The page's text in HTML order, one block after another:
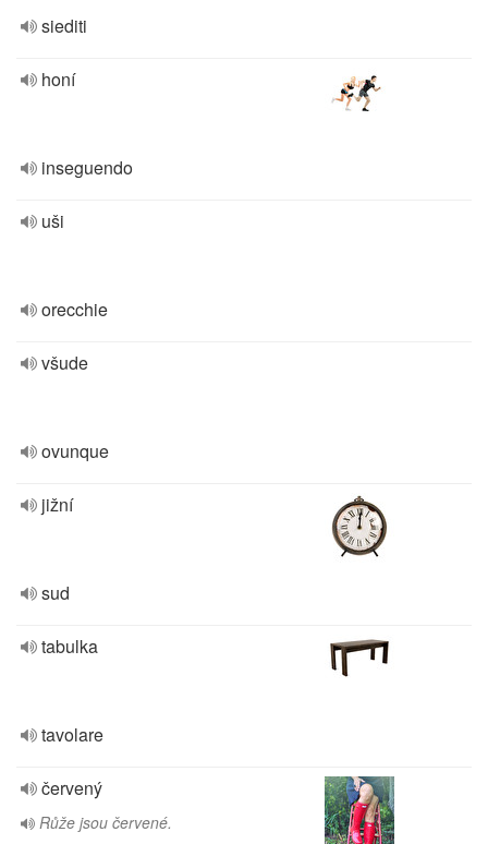
siediti
honí
inseguendo
uši
orecchie
všude
ovunque
jižní
sud
tabulka
tavolare
červený
Růže jsou červené.